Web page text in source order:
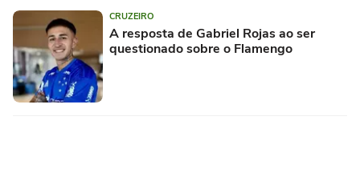
CRUZEIRO
A resposta de Gabriel Rojas ao ser
questionado sobre o Flamengo